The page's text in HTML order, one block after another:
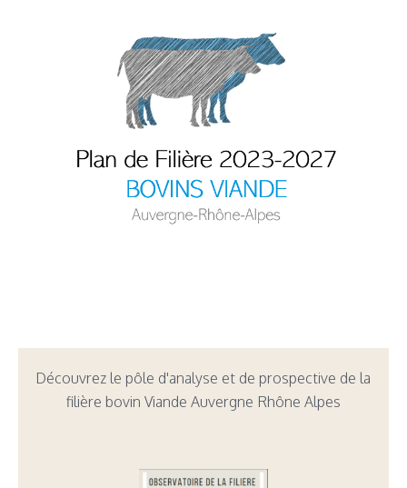
Découvrez le pôle d'analyse et de prospective de la
filière bovin Viande Auvergne Rhône Alpes